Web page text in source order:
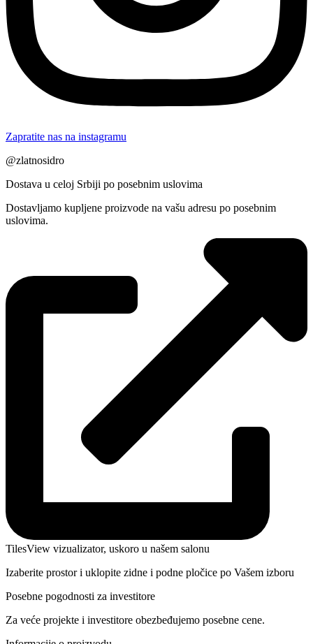
Zapratite nas na instagramu
@zlatnosidro
Dostava u celoj Srbiji po posebnim uslovima
Dostavljamo kupljene proizvode na vašu adresu po posebnim
uslovima.
TilesView vizualizator, uskoro u našem salonu
Izaberite prostor i uklopite zidne i podne pločice po Vašem izboru
Posebne pogodnosti za investitore
Za veće projekte i investitore obezbeđujemo posebne cene.